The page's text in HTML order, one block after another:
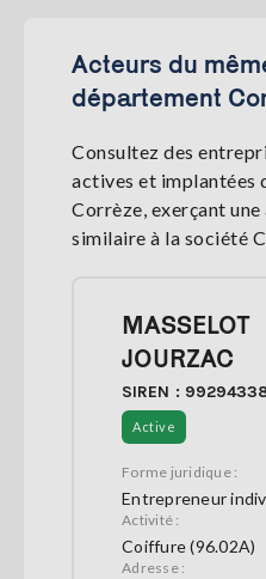
Acteurs du
département
Consultez des
actives et implantées
Corrèze, exerçant
similaire à la société
MASSELOT
JOURZAC
SIREN :
Active
Forme juridique :
Entrepreneur
Activité :
Coiffure (96.02A)
Adresse :